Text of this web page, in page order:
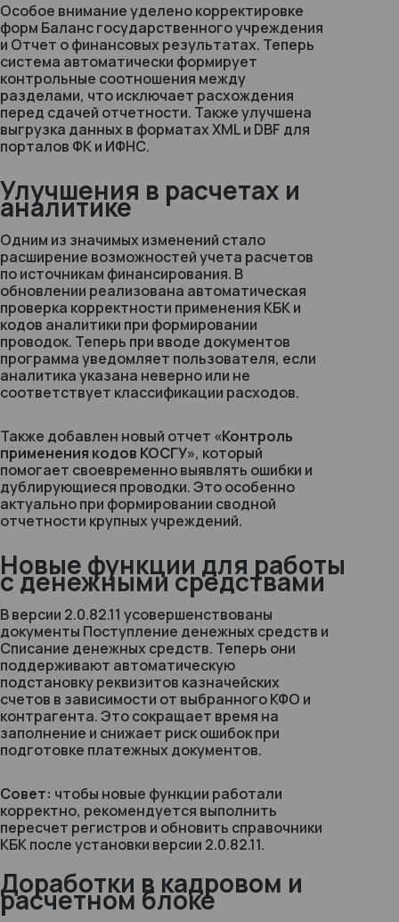
Особое внимание уделено корректировке
форм Баланс государственного учреждения
и Отчет о финансовых результатах. Теперь
система автоматически формирует
контрольные соотношения между
разделами, что исключает расхождения
перед сдачей отчетности. Также улучшена
выгрузка данных в форматах XML и DBF для
порталов ФК и ИФНС.
Улучшения в расчетах и
аналитике
Одним из значимых изменений стало
расширение возможностей учета расчетов
по источникам финансирования. В
обновлении реализована автоматическая
проверка корректности применения КБК и
кодов аналитики при формировании
проводок. Теперь при вводе документов
программа уведомляет пользователя, если
аналитика указана неверно или не
соответствует классификации расходов.
Также добавлен новый отчет «Контроль
применения кодов КОСГУ», который
помогает своевременно выявлять ошибки и
дублирующиеся проводки. Это особенно
актуально при формировании сводной
отчетности крупных учреждений.
Новые функции для работы
с денежными средствами
В версии 2.0.82.11 усовершенствованы
документы Поступление денежных средств и
Списание денежных средств. Теперь они
поддерживают автоматическую
подстановку реквизитов казначейских
счетов в зависимости от выбранного КФО и
контрагента. Это сокращает время на
заполнение и снижает риск ошибок при
подготовке платежных документов.
Совет: чтобы новые функции работали
корректно, рекомендуется выполнить
пересчет регистров и обновить справочники
КБК после установки версии 2.0.82.11.
Доработки в кадровом и
расчетном блоке